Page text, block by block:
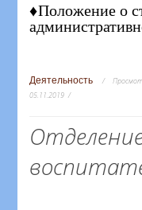
♦Положение о
Деятельность
05.11.2019